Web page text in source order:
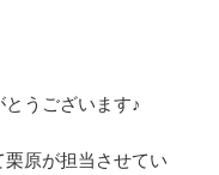
うございます♪
原が担当させてい